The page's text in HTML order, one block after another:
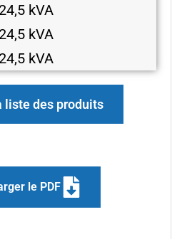
kVA
kVA
kVA
liste des produits
le PDF